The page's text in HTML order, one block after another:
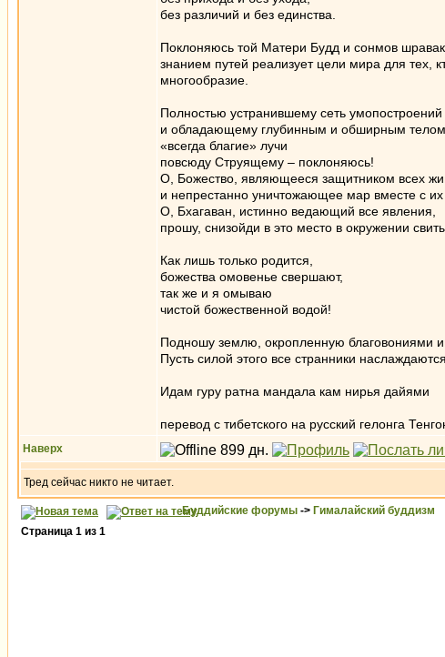
без различий и без единства.
Поклоняюсь той Матери Будд и сонмов
знанием путей реализует цели мира для тех,
многообразие.
Полностью устранившему сеть умопостроений
и обладающему глубинным и обширным телом,
«всегда благие» лучи
повсюду Струящему – поклоняюсь!
О, Божество, являющееся защитником всех
и непрестанно уничтожающее мар вместе с
О, Бхагаван, истинно ведающий все явления,
прошу, снизойди в это место в окружении
Как лишь только родится,
божества омовенье свершают,
так же и я омываю
чистой божественной водой!
Подношу землю, окропленную благовониями
Пусть силой этого все странники
Идам гуру ратна мандала кам нирья дайями
перевод с тибетского на русский гелонга
Наверх
Тред сейчас никто не читает.
Буддийские форумы -> Гималайский буддизм
Страница 1 из 1